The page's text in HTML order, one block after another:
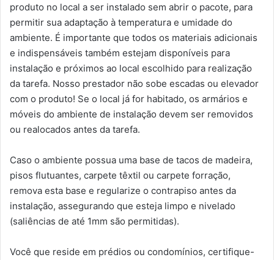
produto no local a ser instalado sem abrir o pacote, para
permitir sua adaptação à temperatura e umidade do
ambiente. É importante que todos os materiais adicionais
e indispensáveis também estejam disponíveis para
instalação e próximos ao local escolhido para realização
da tarefa. Nosso prestador não sobe escadas ou elevador
com o produto! Se o local já for habitado, os armários e
móveis do ambiente de instalação devem ser removidos
ou realocados antes da tarefa.
Caso o ambiente possua uma base de tacos de madeira,
pisos flutuantes, carpete têxtil ou carpete forração,
remova esta base e regularize o contrapiso antes da
instalação, assegurando que esteja limpo e nivelado
(saliências de até 1mm são permitidas).
Você que reside em prédios ou condomínios, certifique-